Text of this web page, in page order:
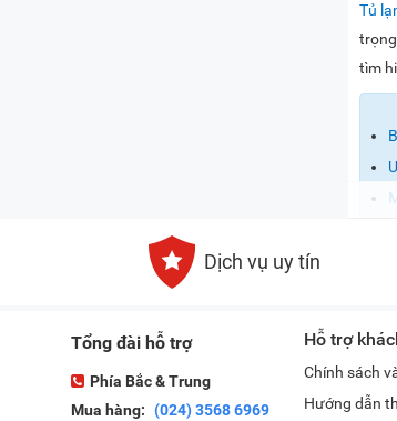
Tủ
tìm
Giá
Dịch vụ uy tín
Tổng đài hỗ trợ
Phía Bắc & Trung
Mua hàng: (024) 3568 6969
Hỗ trợ
Chính sách
Hướng dẫn